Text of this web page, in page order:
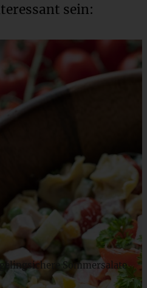
sein:
Sommersalate